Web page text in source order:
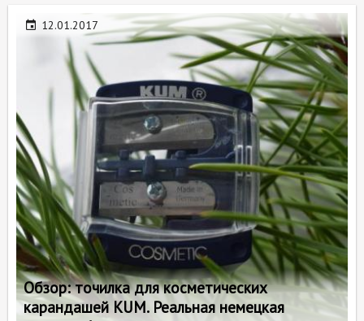
12.01.2017
Обзор: точилка для косметических
карандашей KUM. Реальная немецкая